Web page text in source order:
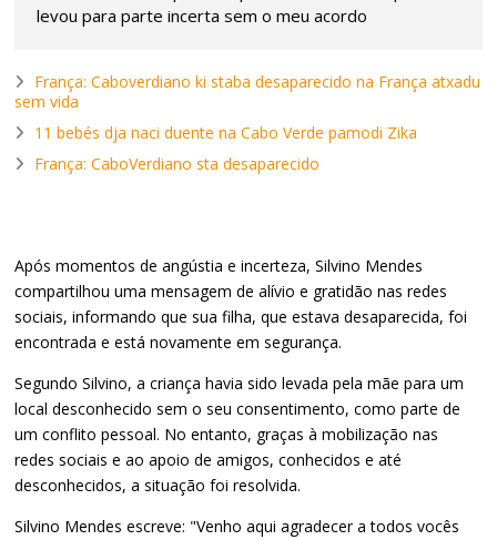
levou para parte incerta sem o meu acordo
França: Caboverdiano ki staba desaparecido na França atxadu
sem vida
11 bebés dja naci duente na Cabo Verde pamodi Zika
França: CaboVerdiano sta desaparecido
Após momentos de angústia e incerteza, Silvino Mendes
compartilhou uma mensagem de alívio e gratidão nas redes
sociais, informando que sua filha, que estava desaparecida, foi
encontrada e está novamente em segurança.
Segundo Silvino, a criança havia sido levada pela mãe para um
local desconhecido sem o seu consentimento, como parte de
um conflito pessoal. No entanto, graças à mobilização nas
redes sociais e ao apoio de amigos, conhecidos e até
desconhecidos, a situação foi resolvida.
Silvino Mendes escreve: "Venho aqui agradecer a todos vocês